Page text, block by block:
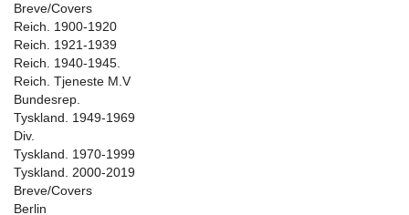
Breve/Covers
Reich. 1900-1920
Reich. 1921-1939
Reich. 1940-1945.
Reich. Tjeneste M.V
Bundesrep.
Tyskland. 1949-1969
Div.
Tyskland. 1970-1999
Tyskland. 2000-2019
Breve/Covers
Berlin